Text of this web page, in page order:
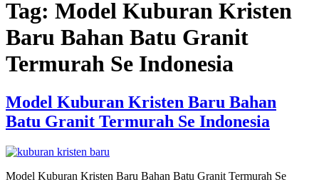
Tag: Model Kuburan Kristen
Baru Bahan Batu Granit
Termurah Se Indonesia
Model Kuburan Kristen Baru Bahan
Batu Granit Termurah Se Indonesia
Model Kuburan Kristen Baru Bahan Batu Granit Termurah Se